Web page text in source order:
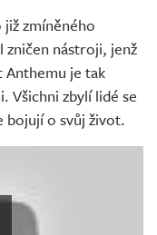
zmíněného
nástroji, jenž
Anthemu je tak
Všichni zbylí lidé se
bojují o svůj život.